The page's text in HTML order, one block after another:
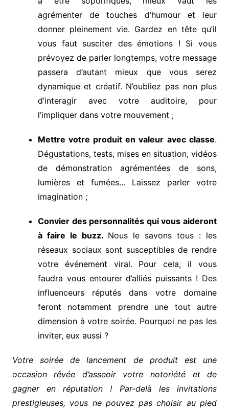
agrémenter de touches d’humour et leur
donner pleinement vie. Gardez en tête qu’il
vous faut susciter des émotions ! Si vous
prévoyez de parler longtemps, votre message
passera d’autant mieux que vous serez
dynamique et créatif. N’oubliez pas non plus
d’interagir avec votre auditoire, pour
l’impliquer dans votre mouvement ;
Mettre votre produit en valeur avec classe.
Dégustations, tests, mises en situation, vidéos
de démonstration agrémentées de sons,
lumières et fumées… Laissez parler votre
imagination ;
Convier des personnalités qui vous aideront
à faire le buzz. Nous le savons tous : les
réseaux sociaux sont susceptibles de rendre
votre événement viral. Pour cela, il vous
faudra vous entourer d’alliés puissants ! Des
influenceurs réputés dans votre domaine
feront notamment prendre une tout autre
dimension à votre soirée. Pourquoi ne pas les
inviter, eux aussi ?
Votre soirée de lancement de produit est une
occasion rêvée d’asseoir votre notoriété et de
gagner en réputation ! Par-delà les invitations
prestigieuses, vous ne pouvez pas choisir au pied